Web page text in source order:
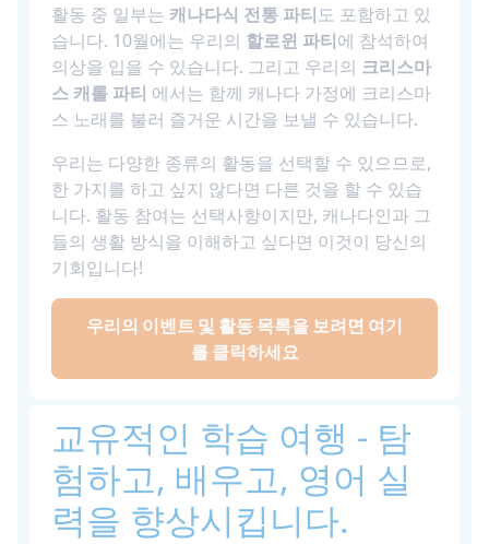
활동 중 일부는 캐나다식 전통 파티도 포함하고 있
습니다. 10월에는 우리의 할로윈 파티에 참석하여
의상을 입을 수 있습니다. 그리고 우리의 크리스마
스 캐롤 파티 에서는 함께 캐나다 가정에 크리스마
스 노래를 불러 즐거운 시간을 보낼 수 있습니다.
우리는 다양한 종류의 활동을 선택할 수 있으므로,
한 가지를 하고 싶지 않다면 다른 것을 할 수 있습
니다. 활동 참여는 선택사항이지만, 캐나다인과 그
들의 생활 방식을 이해하고 싶다면 이것이 당신의
기회입니다!
우리의 이벤트 및 활동 목록을 보려면 여기
를 클릭하세요
교유적인 학습 여행 - 탐
험하고, 배우고, 영어 실
력을 향상시킵니다.